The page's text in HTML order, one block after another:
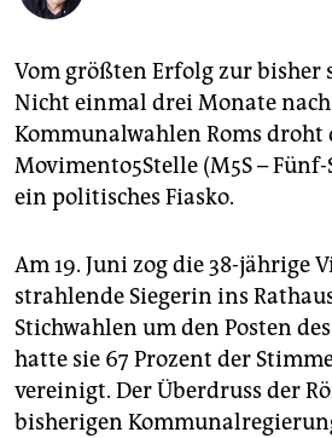
abo
genossenschaft
epaper login
Vom größten Erfolg zur bisher
Nicht einmal drei Monate nach
Kommunalwahlen Roms droht
Movimento5Stelle (M5S –
ein politisches Fiasko.
Am 19. Juni zog die 38-jährige
strahlende Siegerin ins
Stichwahlen um den Posten
hatte sie 67 Prozent der
vereinigt. Der Überdruss der
bisherigen